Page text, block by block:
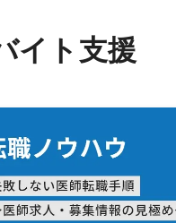
イト支援